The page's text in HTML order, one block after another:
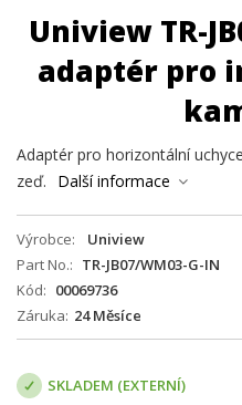
Uniview TR-
adaptér pro
Adaptér pro horizontální
zeď.
Další informace
Výrobce
Uniview
Part No.
TR-JB07/WM03-G-IN
Kód
00069736
Záruka 24 Měsíce
SKLADEM (EXTERNÍ)